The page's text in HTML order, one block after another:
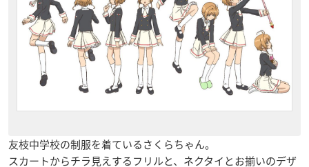
友枝中学校の制服を着ているさくらちゃん。
スカートからチラ見えするフリルと、ネクタイとお揃いのデザ